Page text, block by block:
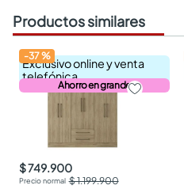
Productos similares
Exclusivo online y venta
telefónica
Ahorro en grande
-37%
$ 749.900
$ 1.199.900